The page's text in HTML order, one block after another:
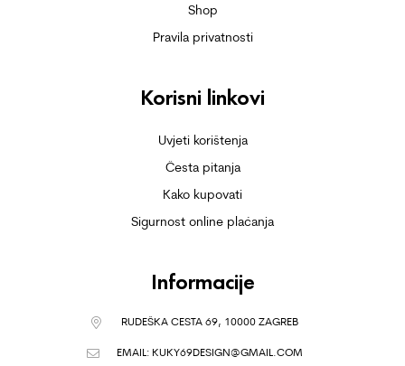
Shop
Pravila privatnosti
Korisni linkovi
Uvjeti korištenja
Česta pitanja
Kako kupovati
Sigurnost online plaćanja
Informacije
RUDEŠKA CESTA 69, 10000 ZAGREB
EMAIL: KUKY69DESIGN@GMAIL.COM